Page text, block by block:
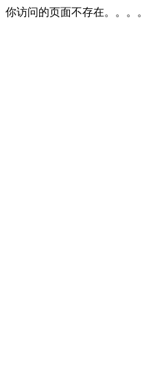
你访问的页面不存在。。。。